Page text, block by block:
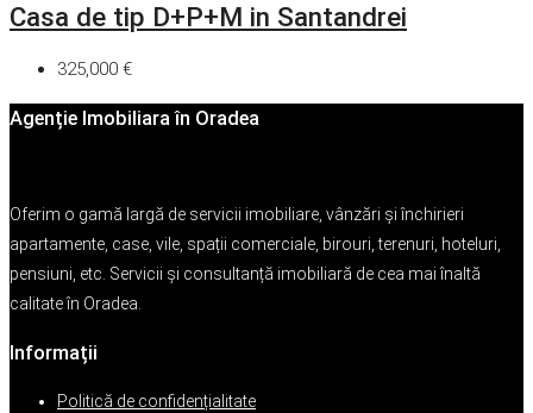
Casa de tip D+P+M in Santandrei
325,000 €
Agenție Imobiliara în Oradea
Oferim o gamă largă de servicii imobiliare, vânzări și închirieri
apartamente, case, vile, spații comerciale, birouri, terenuri, hoteluri,
pensiuni, etc. Servicii și consultanță imobiliară de cea mai înaltă
calitate în Oradea.
Informații
Politică de confidențialitate